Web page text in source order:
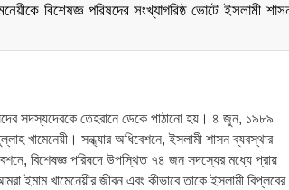
বিশেষজ্ঞ পরিষদের সংখ্যাগরিষ্ঠ ভোটে ইসলামী
সদস্যদেরকে তেহরানে ডেকে পাঠানো হয়। ৪ জুন, ১৯৮৯
খামেনেয়ী। সন্ধ্যার অধিবেশনে, ইসলামী শাসন ব্যবস্থার
বিশেষজ্ঞ পরিষদে উপস্থিত ৭৪ জন সদস্যের মধ্যে প্রায়
ইমাম খামেনেয়ীর জীবন এবং কীভাবে তাকে ইসলামী বিপ্লবের